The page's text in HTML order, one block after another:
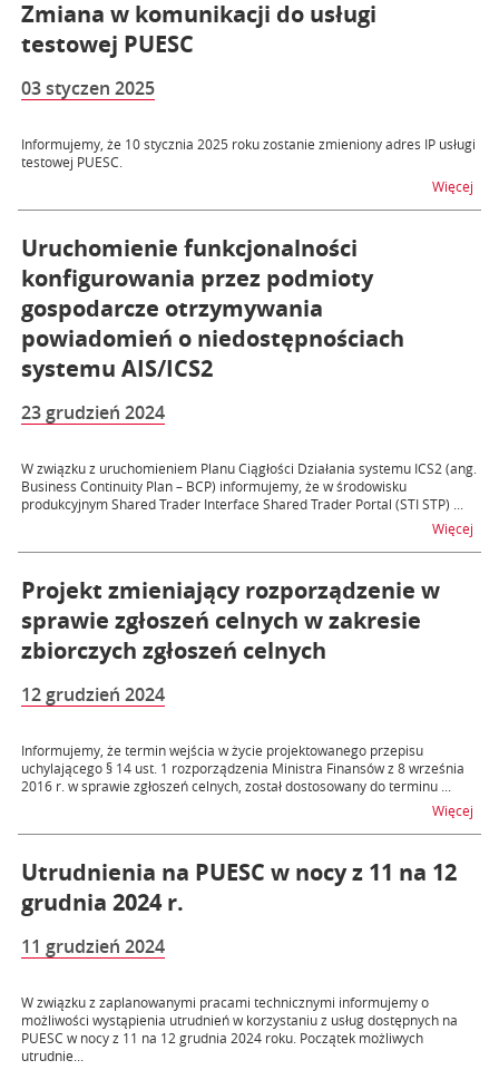
Zmiana w komunikacji do usługi
testowej PUESC
03 styczen 2025
Informujemy, że 10 stycznia 2025 roku zostanie zmieniony adres IP usługi
testowej PUESC.
Więcej
Uruchomienie funkcjonalności
konfigurowania przez podmioty
gospodarcze otrzymywania
powiadomień o niedostępnościach
systemu AIS/ICS2
23 grudzień 2024
W związku z uruchomieniem Planu Ciągłości Działania systemu ICS2 (ang.
Business Continuity Plan – BCP) informujemy, że w środowisku
produkcyjnym Shared Trader Interface Shared Trader Portal (STI STP) ...
Więcej
Projekt zmieniający rozporządzenie w
sprawie zgłoszeń celnych w zakresie
zbiorczych zgłoszeń celnych
12 grudzień 2024
Informujemy, że termin wejścia w życie projektowanego przepisu
uchylającego § 14 ust. 1 rozporządzenia Ministra Finansów z 8 września
2016 r. w sprawie zgłoszeń celnych, został dostosowany do terminu ...
Więcej
Utrudnienia na PUESC w nocy z 11 na 12
grudnia 2024 r.
11 grudzień 2024
W związku z zaplanowanymi pracami technicznymi informujemy o
możliwości wystąpienia utrudnień w korzystaniu z usług dostępnych na
PUESC w nocy z 11 na 12 grudnia 2024 roku. Początek możliwych
utrudnie...